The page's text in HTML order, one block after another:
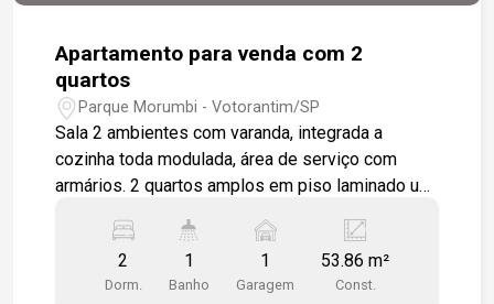
Apartamento para venda com 2
quartos
Parque Morumbi - Votorantim/SP
Sala 2 ambientes com varanda, integrada a
cozinha toda modulada, área de serviço com
armários. 2 quartos amplos em piso laminado um
piso porcelanato. wc social com box em vidro e
gabinete. 1 vaga de garagem Localizado próximo
ao shopping e fácil acesso a Rodovia Raposo
2
Dorm.
1
Banho
1
Garagem
53.86 m²
Const.